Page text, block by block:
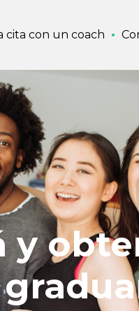
cita con un coach
y